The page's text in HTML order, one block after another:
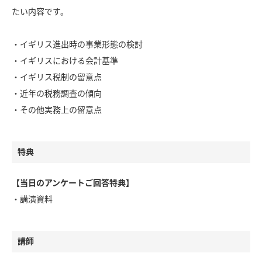
たい内容です。
・イギリス進出時の事業形態の検討
・イギリスにおける会計基準
・イギリス税制の留意点
・近年の税務調査の傾向
・その他実務上の留意点
特典
【当日のアンケートご回答特典】
・講演資料
講師